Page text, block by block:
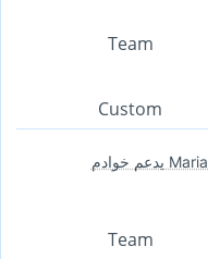
Team
Custom
Team